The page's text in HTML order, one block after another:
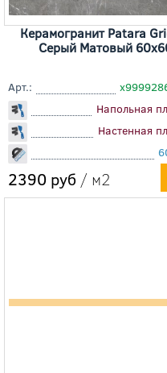
Керамогранит Patara
Серый Матовый
Арт.:
Напольная
Настенная
2390 руб / м2